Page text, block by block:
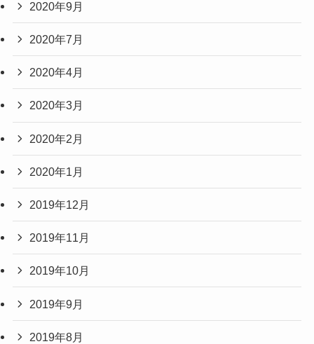
2020年9月
2020年7月
2020年4月
2020年3月
2020年2月
2020年1月
2019年12月
2019年11月
2019年10月
2019年9月
2019年8月